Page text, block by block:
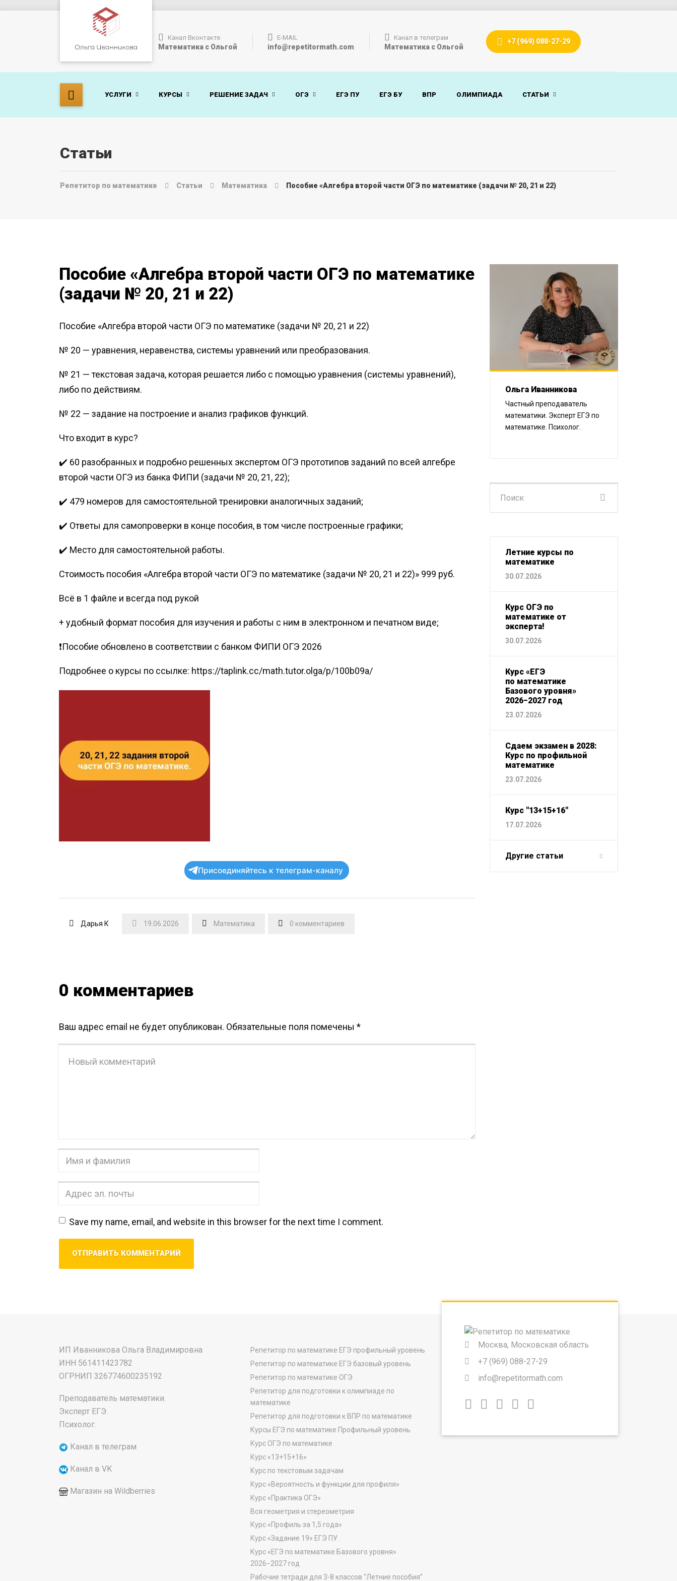
УСЛУГИ КУРСЫ РЕШЕНИЕ ЗАДАЧ ОГЭ ЕГЭ ПУ ЕГЭ БУ ВПР ОЛИМПИАДА СТАТЬИ
Канал Вконтакте
Математика с Ольгой
E-MAIL
info@repetitormath.com
Канал в телеграм
Математика с Ольгой
+7 (969) 088-27-29
Статьи
Репетитор по математике Статьи Математика Пособие «Алгебра второй части ОГЭ по математике (задачи № 20, 21 и 22)
Пособие «Алгебра второй части ОГЭ по математике
(задачи № 20, 21 и 22)
Пособие «Алгебра второй части ОГЭ по математике (задачи № 20, 21 и 22)
‌№ 20 — уравнения, неравенства, системы уравнений или преобразования.
№ 21 — текстовая задача, которая решается либо с помощью уравнения (системы уравнений),
либо по действиям.
№ 22 — задание на построение и анализ графиков функций.
Что входит в курс?
‌✔️ 60 разобранных и подробно решенных экспертом ОГЭ прототипов заданий по всей алгебре
второй части ОГЭ из банка ФИПИ (задачи № 20, 21, 22); ‌‌
‌✔️ 479 номеров для самостоятельной тренировки аналогичных заданий;
‌✔️ Ответы для самопроверки в конце пособия, в том числе построенные графики;
‌‌✔️ Место для самостоятельной работы.
Стоимость пособия «Алгебра второй части ОГЭ по математике (задачи № 20, 21 и 22)» 999 руб.‌‌
Всё в 1 файле и всегда под рукой
‌+ удобный формат пособия для изучения и работы с ним в электронном и печатном виде;
‌❗️Пособие обновлено в соответствии с банком ФИПИ ОГЭ 2026
Подробнее о курсы по ссылке: https://taplink.cc/math.tutor.olga/p/100b09a/
Присоединяйтесь к телеграм-каналу
Дарья К 19.06.2026 Математика 0 комментариев
0 комментариев
Ваш адрес email не будет опубликован. Обязательные поля помечены *
комментарий*
Имя
фамилия*
Адрес
почты*
Save my name, email, and website in this browser for the next time I comment.
Ольга Иванникова
Частный преподаватель
математики. Эксперт ЕГЭ по
математике. Психолог.
Летние курсы по
математике
30.07.2026
Курс ОГЭ по
математике от
эксперта!
30.07.2026
Курс «ЕГЭ
по математике
Базового уровня»
2026−2027 год
23.07.2026
Сдаем экзамен в 2028:
Курс по профильной
математике
23.07.2026
Курс "13+15+16"
17.07.2026
Другие статьи
ИП Иванникова Ольга Владимировна
ИНН 561411423782
‌ОГРНИП 326774600235192
Преподаватель математики.
Эксперт ЕГЭ.
Психолог.
Канал в телеграм
Канал в VK
Магазин на Wildberries
Репетитор по математике ЕГЭ профильный уровень
Репетитор по математике ЕГЭ базовый уровень
Репетитор по математике ОГЭ
Репетитор для подготовки к олимпиаде по
математике
Репетитор для подготовки к ВПР по математике
Курсы ЕГЭ по математике Профильный уровень
Курс ОГЭ по математике
Курс «13+15+16»
Курс по текстовым задачам
Курс «Вероятность и функции для профиля»
Курс «Практика ОГЭ»
Вся геометрия и стереометрия
Курс «Профиль за 1,5 года»
Курс «Задание 19» ЕГЭ ПУ
Курс «ЕГЭ по математике Базового уровня»
2026−2027 год
Рабочие тетради для 3-8 классов “Летние пособия”
Москва, Московская область
+7 (969) 088-27-29
info@repetitormath.com